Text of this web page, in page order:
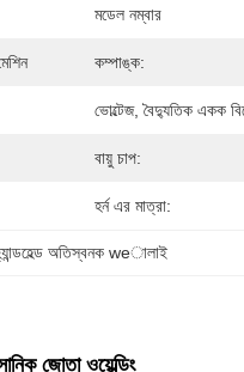
মডেল নম্বার
কম্পাঙ্ক:
ভোল্টেজ, বৈদ্যুতিক একক
বায়ু চাপ:
হর্ন এর মাত্রা:
অতিস্বনক weালাই
জোতা ওয়েল্ডিং